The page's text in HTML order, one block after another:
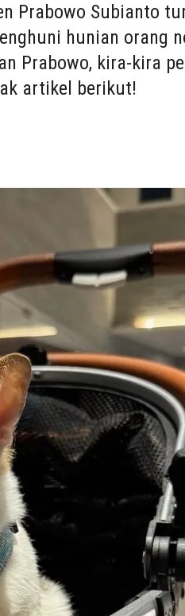
Prabowo Subianto
hunian orang
Prabowo, kira-kira
artikel berikut!